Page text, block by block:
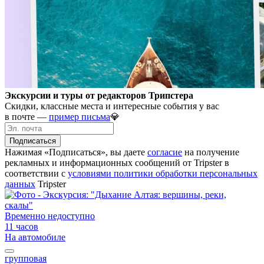
Экскурсии и туры от редакторов Трипстера
Скидки, классные места и интересные события у вас
в почте — пример письма💎
Подписаться
Нажимая «Подписаться», вы даете согласие на получение
рекламных и информационных сообщений от Tripster в
соответствии c условиями политики обработки персональных
данных Tripster
Временно недоступно
11 часов
На автомобиле
групповая